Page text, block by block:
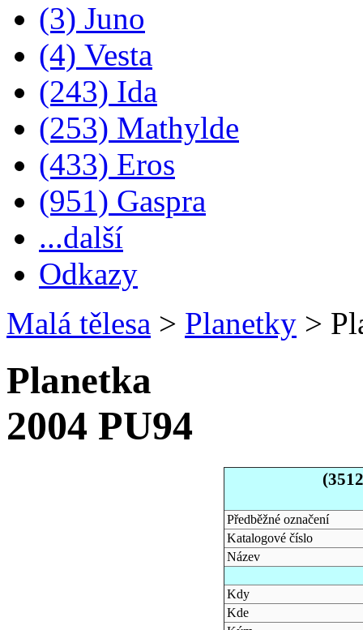
(3) Juno
(4) Vesta
(243) Ida
(253) Mathylde
(433) Eros
(951) Gaspra
...další
Odkazy
Malá tělesa > Planetky >
Planetka
2004 PU94
Předběžné označení
Katalogové číslo
Název
Kdy
Kde